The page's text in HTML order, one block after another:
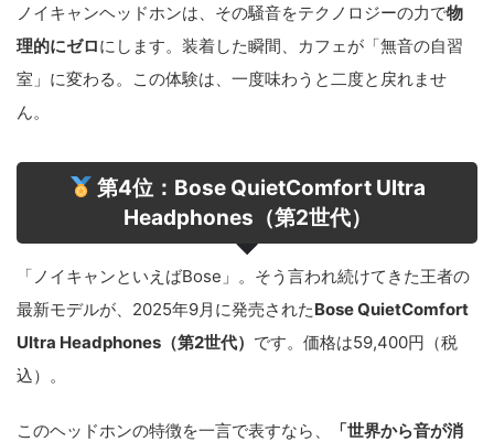
ノイキャンヘッドホンは、その騒音をテクノロジーの力で物
理的にゼロにします。装着した瞬間、カフェが「無音の自習
室」に変わる。この体験は、一度味わうと二度と戻れませ
ん。
第4位：Bose QuietComfort Ultra
Headphones（第2世代）
「ノイキャンといえばBose」。そう言われ続けてきた王者の
最新モデルが、2025年9月に発売されたBose QuietComfort
Ultra Headphones（第2世代） です。価格は59,400円（税
込）。
このヘッドホンの特徴を一言で表すなら、
「世界から音が消